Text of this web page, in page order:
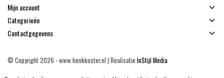
Mijn account
Categorieën
Contactgegevens
© Copyright 2026 - www.henkkoster.nl | Realisatie InStijl Media